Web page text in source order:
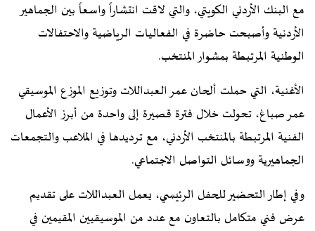
مع البنك الأردني الكويتي، والتي لاقت انتشاراً واسعاً بين الجماهير
الأردنية وأصبحت حاضرة في الفعاليات الرياضية والاحتفالات
الوطنية المرتبطة بمشوار المنتخب.
الأغنية، التي حملت ألحان عمر العبداللات وتوزيع الموزع الموسيقي
عمر صباغ، تحولت خلال فترة قصيرة إلى واحدة من أبرز الأعمال
الفنية المرتبطة بالمنتخب الأردني، مع ترديدها في الملاعب والتجمعات
الجماهيرية ووسائل التواصل الاجتماعي.
وفي إطار التحضير للحفل الرئيسي، يعمل العبداللات على تقديم
عرض فني متكامل بالتعاون مع عدد من الموسيقيين المقيمين في